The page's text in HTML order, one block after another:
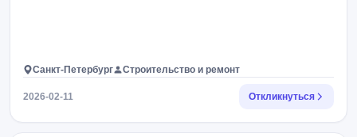
Санкт-Петербург Строительство и ремонт
2026-02-11 Откликнуться